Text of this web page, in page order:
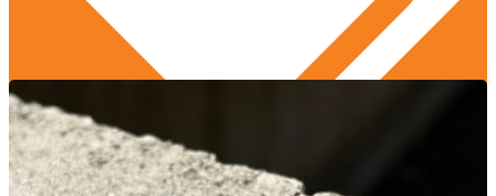
Edukasi Konstruksi